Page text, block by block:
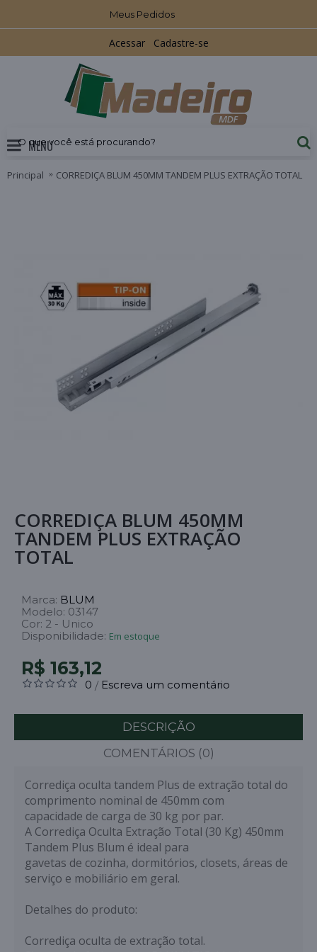
Meus Pedidos
Acessar Cadastre-se
MENU
Principal CORREDIÇA BLUM 450MM TANDEM PLUS EXTRAÇÃO TOTAL
CORREDIÇA BLUM 450MM
TANDEM PLUS EXTRAÇÃO
TOTAL
Marca: BLUM
Modelo: 03147
Cor: 2 - Unico
Disponibilidade: Em estoque
R$ 163,12
0 / Escreva um comentário
DESCRIÇÃO
COMENTÁRIOS (0)
Corrediça oculta tandem Plus de extração total do
comprimento nominal de 450mm com
capacidade de carga de 30 kg por par.
A Corrediça Oculta Extração Total (30 Kg) 450mm
Tandem Plus Blum é ideal para
gavetas de cozinha, dormitórios, closets, áreas de
serviço e mobiliário em geral.
Detalhes do produto:
Corrediça oculta de extração total.